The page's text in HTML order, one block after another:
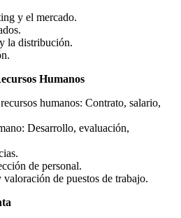
y el mercado.
la distribución.
Humanos
humanos: Contrato, salario,
Desarrollo, evaluación,
de personal.
de puestos de trabajo.